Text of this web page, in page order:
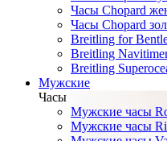
Часы Сhopard
Часы Сhopard
Breitling for
Breitling
Breitling
Мужские
Часы
Мужские часы
Мужские часы